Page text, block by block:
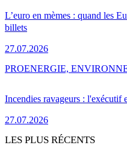
L’euro en mèmes : quand les
billets
27.07.2026
Incendies ravageurs : l'exécutif
27.07.2026
PROENERGIE,
LES PLUS RÉCENTS